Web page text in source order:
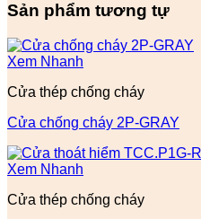
Sản phẩm tương tự
Xem Nhanh
Cửa thép chống cháy
Cửa chống cháy 2P-GRAY
Xem Nhanh
Cửa thép chống cháy